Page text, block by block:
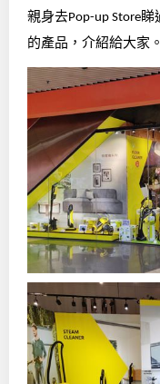
親身去Pop-up Store睇
的產品，介紹給大家。